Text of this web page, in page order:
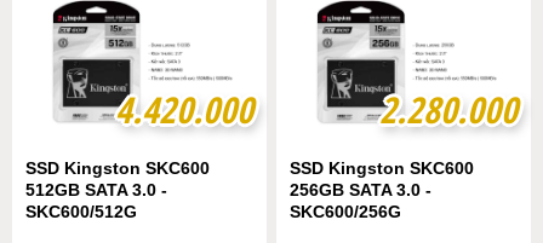
4.420.000
4.420.000
SSD Kingston SKC600
512GB SATA 3.0 -
SKC600/512G
2.280.000
2.280.000
SSD Kingston SKC600
256GB SATA 3.0 -
SKC600/256G